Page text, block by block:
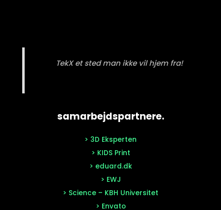
TekX et sted man ikke vil hjem fra!
samarbejdspartnere.
> 3D Eksperten
> KIDS Print
> eduard.dk
> EWJ
> Science – KBH Universitet
> Envato